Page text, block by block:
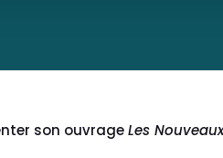
son ouvrageLes